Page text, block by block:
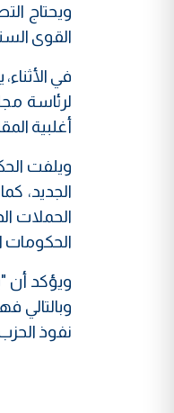
ويحتاج
القوى السنية، حيث يكون العدد 166
في
لرئاسة
أغلبية
ويلفت
الجديد،
الحملات
الحكومات
ويؤكد أن
نفوذ